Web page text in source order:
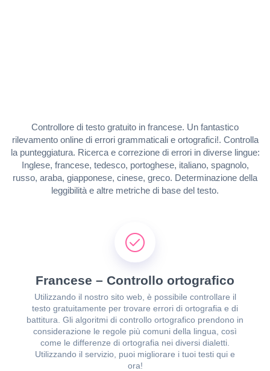
Controllore di testo gratuito in francese. Un fantastico
rilevamento online di errori grammaticali e ortografici!. Controlla
la punteggiatura. Ricerca e correzione di errori in diverse lingue:
Inglese, francese, tedesco, portoghese, italiano, spagnolo,
russo, araba, giapponese, cinese, greco. Determinazione della
leggibilità e altre metriche di base del testo.
Francese – Controllo ortografico
Utilizzando il nostro sito web, è possibile controllare il
testo gratuitamente per trovare errori di ortografia e di
battitura. Gli algoritmi di controllo ortografico prendono in
considerazione le regole più comuni della lingua, così
come le differenze di ortografia nei diversi dialetti.
Utilizzando il servizio, puoi migliorare i tuoi testi qui e
ora!